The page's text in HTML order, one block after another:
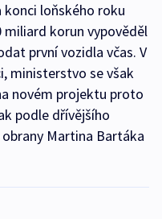
konci loňského roku
miliard korun vypověděl
první vozidla včas. V
ministerstvo se však
novém projektu proto
podle dřívějšího
Martina Bartáka